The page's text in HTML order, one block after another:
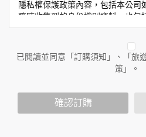
隱私權保護政策內容，包括本公司
務時收集到的身份識別資料，也包
作與本公司合作時分享的任何身份
人員。例如您透過本公司旗下網站
放連結的廠商也可能蒐集您個人的
人資訊，這些廣告廠商或連結網站
您個人在本網站上的聊天室或討論
已閱讀並同意「訂購須知」、「旅
策」。
確認訂購